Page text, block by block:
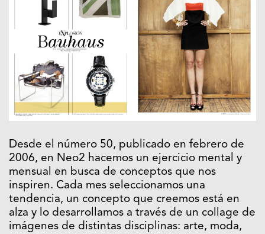
Desde el número 50, publicado en febrero de
2006, en Neo2 hacemos un ejercicio mental y
mensual en busca de conceptos que nos
inspiren. Cada mes seleccionamos una
tendencia, un concepto que creemos está en
alza y lo desarrollamos a través de un collage de
imágenes de distintas disciplinas: arte, moda,